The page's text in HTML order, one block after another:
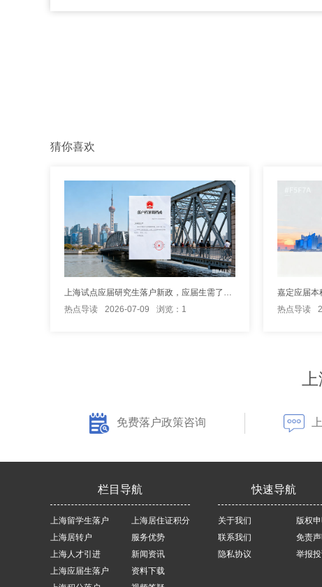
猜你喜欢
热点导读
2026-07-09 浏览：1
热点导读
免费落户政策咨询
栏目导航
上海留学生落户
上海居转户
上海人才引进
上海应届生落户
上海居住证积分
服务优势
新闻资讯
资料下载
快速导航
关于我们
联系我们
隐私协议
版权
免责
举报